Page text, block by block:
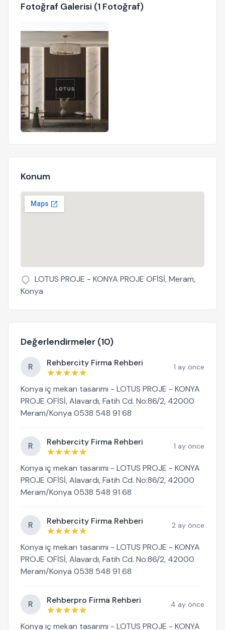
Fotoğraf Galerisi (1 Fotoğraf)
Konum
LOTUS PROJE - KONYA PROJE OFİSİ, Meram,
Konya
Değerlendirmeler (10)
R Rehbercity Firma Rehberi 1 ay önce
Konya iç mekan tasarımı - LOTUS PROJE - KONYA
PROJE OFİSİ, Alavardı, Fatih Cd. No:86/2, 42000
Meram/Konya 0538 548 91 68
R Rehbercity Firma Rehberi 1 ay önce
Konya iç mekan tasarımı - LOTUS PROJE - KONYA
PROJE OFİSİ, Alavardı, Fatih Cd. No:86/2, 42000
Meram/Konya 0538 548 91 68
R Rehbercity Firma Rehberi 2 ay önce
Konya iç mekan tasarımı - LOTUS PROJE - KONYA
PROJE OFİSİ, Alavardı, Fatih Cd. No:86/2, 42000
Meram/Konya 0538 548 91 68
R Rehberpro Firma Rehberi 4 ay önce
Konya iç mekan tasarımı - LOTUS PROJE - KONYA